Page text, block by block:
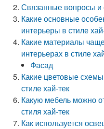
Связанные вопросы и
Какие основные
интерьеры в стиле
Какие материалы
интерьерах в стиле
Фасад
Какие цветовые
стиле хай-тек
Какую мебель можно
стиля хай-тек
Как используется